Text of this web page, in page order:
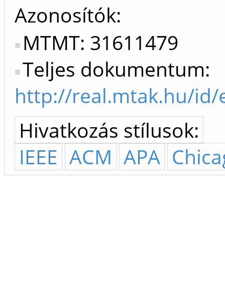
Azonosítók
MTMT: 31611479
Teljes dokumentum:
http://real.mtak.hu/id/
Hivatkozás stílusok:
IEEE ACM APA